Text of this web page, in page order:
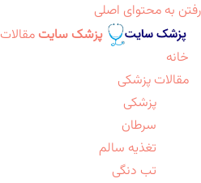
رفتن به محتوای اصلی
پزشک سایت
خانه
مقالات پزشکی
پزشکی
سرطان
تغذیه سالم
تب دنگی